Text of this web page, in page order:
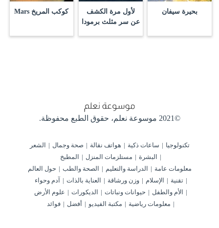
بحيرة سيفان
لأول مرة الكشف
عن سر مثلث برمودا
كوكب المريخ Mars
©2021 موسوعة نعلم، حقوق الطبع محفوظة.
تكنولوجيا ساعات ذكية هواتف نقالة صحة وجمال
الشعر
البشرة
مستلزمات المنزل
المطبخ
معلومات عامة
الدراسة والتعليم الصحة والطب
حول العالم
تقنية
الإسلام وزن ورشاقة العناية بالذات
آدم وحواء
الأم والطفل
حيوانات ونباتات الديكورات
علوم الأرض
معلومات رياضية
مكتبة الفيديو أفضل فوائد